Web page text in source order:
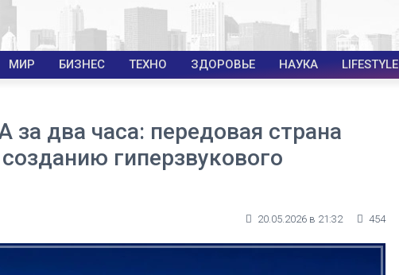
МИР БИЗНЕС ТЕХНО ЗДОРОВЬЕ НАУКА LIFESTYLE
два часа: передовая страна
гиперзвукового
20.05.2026 в 21:32 454